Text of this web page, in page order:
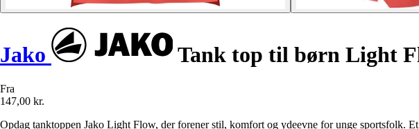
Jako Tank top til børn Light
Fra
147,00 kr.
Opdag tanktoppen Jako Light Flow, der forener stil, komfort og ydeevne for unge sportsfolk.